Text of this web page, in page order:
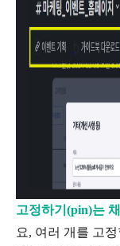
고정하기(pin)는
요, 여러 개를 고